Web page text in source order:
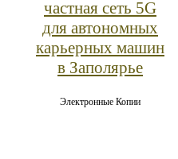
частная сеть 5G
для автономных
карьерных машин
в Заполярье
Электронные Копии